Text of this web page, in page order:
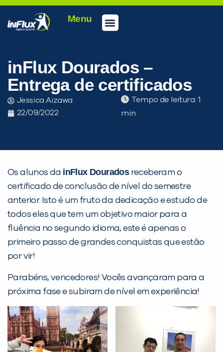
Menu
inFlux Dourados –
Entrega de certificados
Jessica Aizawa
22/09/2022
Tempo de leitura:
Os alunos da inFlux Douradosreceberam o
certificado de conclusão de nível do semestre
anterior. Isto é um fruto da dedicação e estudo de
todos eles que tem um objetivo maior para a
fluência no segundo idioma, este é apenas o
primeiro passo de grandes conquistas que estão
por vir!
Parabéns, vencedores! Vocês avançaram para a
próxima fase e subiram de nível em experiência!
PEÇA UMA DEMONSTRAÇÃO DE MÉTODO
Desculpe!
Não encontramos nenhuma unidade
você digitou.